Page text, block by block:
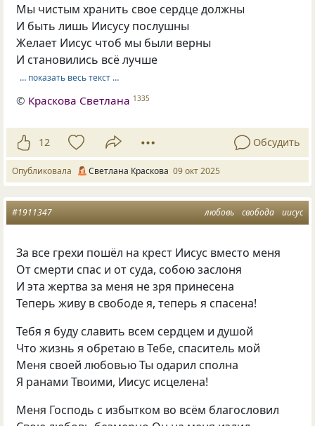
Мы чистым хранить свое сердце должны
И быть лишь Иисусу послушны
Желает Иисус чтоб мы были верны
И становились всё лучше
… показать весь текст …
© Краскова Светлана 1335
12 Обсудить
Опубликовала Светлана Краскова 09 окт 2025
любовь свобода иисус
#1911347
За все грехи пошёл на крест Иисус вместо меня
От смерти спас и от суда, собою заслоня
И эта жертва за меня не зря принесена
Теперь живу в свободе я, теперь я спасена!
Тебя я буду славить всем сердцем и душой
Что жизнь я обретаю в Тебе, спаситель мой
Меня своей любовью Ты одарил сполна
Я ранами Твоими, Иисус исцелена!
Меня Господь с избытком во всём благословил